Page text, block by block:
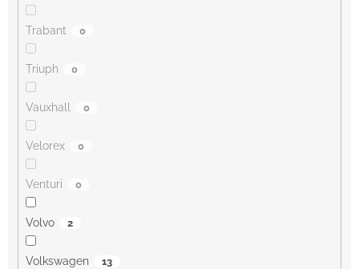
Trabant 0
Triuph 0
Vauxhall 0
Velorex 0
Venturi 0
Volvo 2
Volkswagen 13